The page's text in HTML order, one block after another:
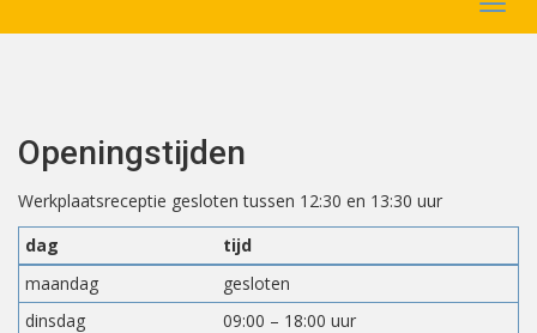
Openingstijden
Werkplaatsreceptie gesloten tussen 12:30 en 13:30 uur
dag
tijd
maandag
gesloten
dinsdag
09:00 – 18:00 uur